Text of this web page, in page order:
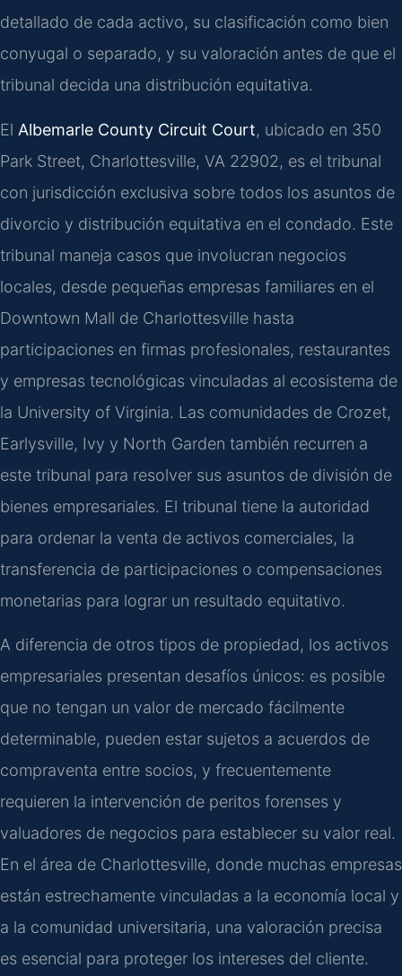
detallado de cada activo, su clasificación como bien
conyugal o separado, y su valoración antes de que el
tribunal decida una distribución equitativa.
El Albemarle County Circuit Court, ubicado en 350
Park Street, Charlottesville, VA 22902, es el tribunal
con jurisdicción exclusiva sobre todos los asuntos de
divorcio y distribución equitativa en el condado. Este
tribunal maneja casos que involucran negocios
locales, desde pequeñas empresas familiares en el
Downtown Mall de Charlottesville hasta
participaciones en firmas profesionales, restaurantes
y empresas tecnológicas vinculadas al ecosistema de
la University of Virginia. Las comunidades de Crozet,
Earlysville, Ivy y North Garden también recurren a
este tribunal para resolver sus asuntos de división de
bienes empresariales. El tribunal tiene la autoridad
para ordenar la venta de activos comerciales, la
transferencia de participaciones o compensaciones
monetarias para lograr un resultado equitativo.
A diferencia de otros tipos de propiedad, los activos
empresariales presentan desafíos únicos: es posible
que no tengan un valor de mercado fácilmente
determinable, pueden estar sujetos a acuerdos de
compraventa entre socios, y frecuentemente
requieren la intervención de peritos forenses y
valuadores de negocios para establecer su valor real.
En el área de Charlottesville, donde muchas empresas
están estrechamente vinculadas a la economía local y
a la comunidad universitaria, una valoración precisa
es esencial para proteger los intereses del cliente.